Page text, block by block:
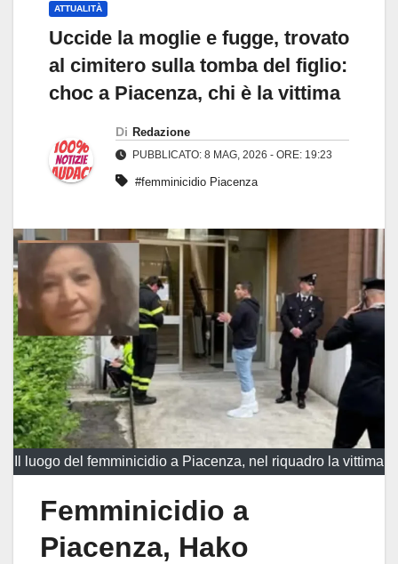
ATTUALITÀ
Uccide la moglie e fugge, trovato
al cimitero sulla tomba del figlio:
choc a Piacenza, chi è la vittima
Di Redazione
PUBBLICATO: 8 MAG, 2026 - ORE: 19:23
#femminicidio Piacenza
Il luogo del femminicidio a Piacenza, nel riquadro la vittima
Femminicidio a
Piacenza, Hako